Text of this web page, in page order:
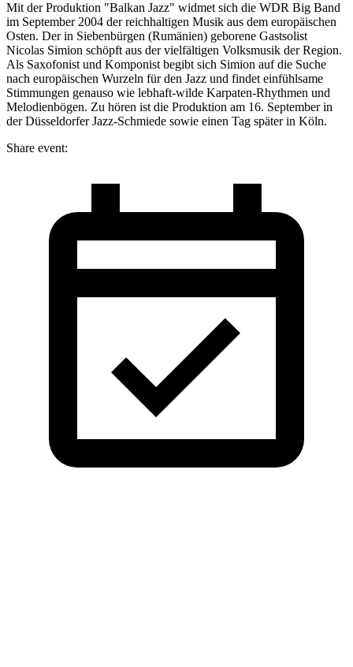
Mit der Produktion "Balkan Jazz" widmet sich die WDR Big Band
im September 2004 der reichhaltigen Musik aus dem europäischen
Osten. Der in Siebenbürgen (Rumänien) geborene Gastsolist
Nicolas Simion schöpft aus der vielfältigen Volksmusik der Region.
Als Saxofonist und Komponist begibt sich Simion auf die Suche
nach europäischen Wurzeln für den Jazz und findet einfühlsame
Stimmungen genauso wie lebhaft-wilde Karpaten-Rhythmen und
Melodienbögen. Zu hören ist die Produktion am 16. September in
der Düsseldorfer Jazz-Schmiede sowie einen Tag später in Köln.
Share event: